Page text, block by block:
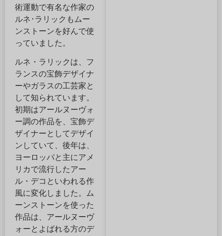
術運動で有名な作家の
ルネ･ラリックもムー
ンストーンを好んで使
っていました。
ルネ・ラリックは、フ
ランスの宝飾デザイナ
ーやガラスの工芸家と
して知られています。
初期はアールヌーヴォ
ー調の作品を、宝飾デ
ザイナーとしてデザイ
ンしていて、後年は、
ヨーロッパと主にアメ
リカで流行したアー
ル・デコといわれる作
風に変化しました。ム
ーンストーンを使った
作品は、アールヌーヴ
ォーとよばれる方のデ